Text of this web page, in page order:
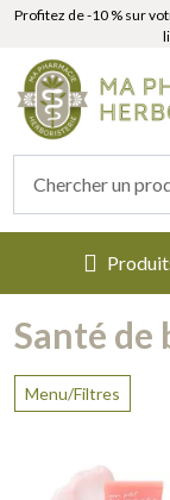
Profitez de -10 % sur
Santé de
Menu/Filtres